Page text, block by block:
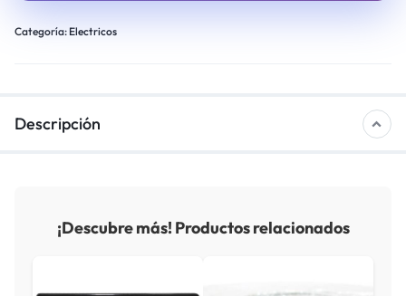
Categoría: Electricos
Descripción
¡Descubre más! Productos relacionados